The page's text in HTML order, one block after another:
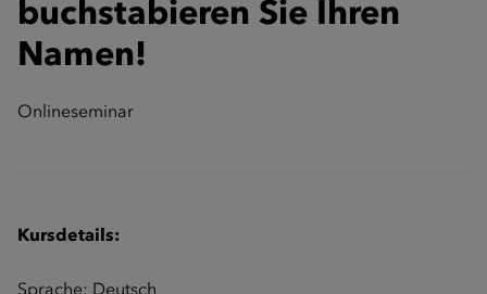
buchstabieren Sie Ihren
Namen!
Onlineseminar
Kursdetails:
Sprache: Deutsch